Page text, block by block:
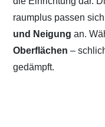
raumplus passen
und Neigung an.
Oberflächen –
gedämpft.